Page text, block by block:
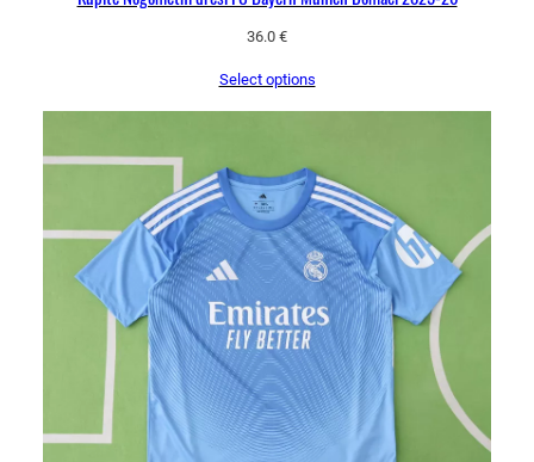
36.0 €
Select options